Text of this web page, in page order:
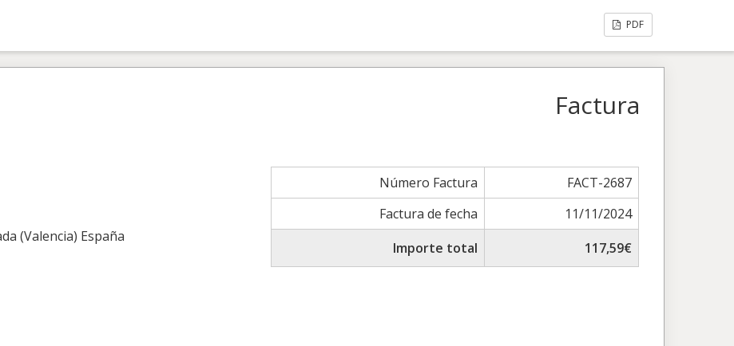
PDF
Factura
(Valencia) España
Número Factura
FACT-2687
Factura de fecha
11/11/2024
Importe total
117,59€